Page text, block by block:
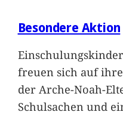
Besondere Aktion
freuen sich auf
der Arche-Noah-
Schulsachen und